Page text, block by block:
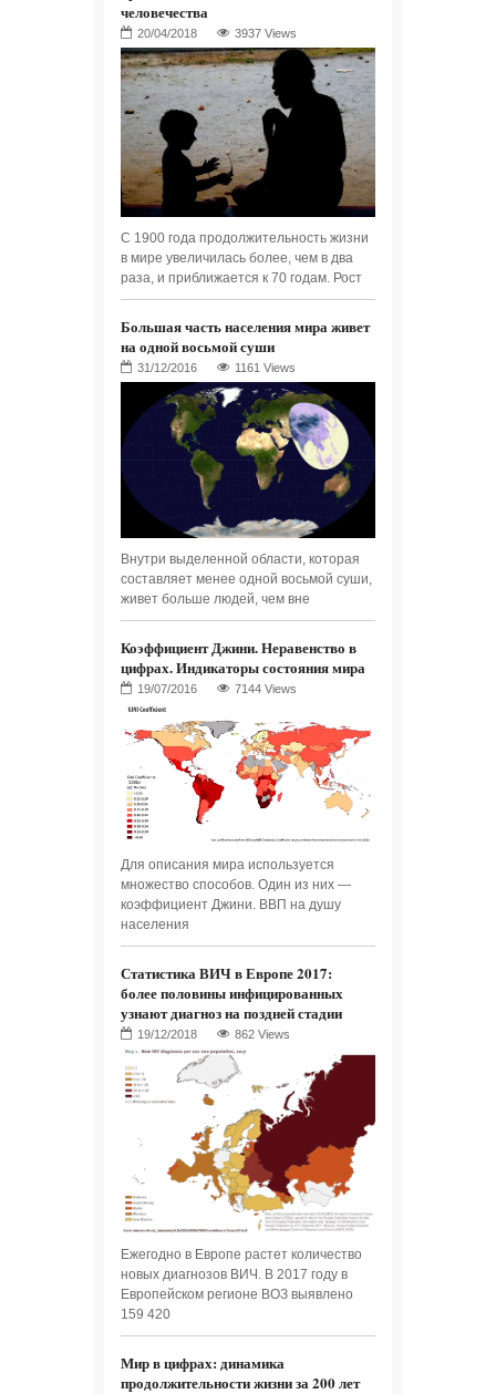
человечества
3937 Views
С 1900 года продолжительность жизни
в мире увеличилась более, чем в два
раза, и приближается к 70 годам. Рост
Большая часть населения мира живет
на одной восьмой суши
1161 Views
Внутри выделенной области, которая
составляет менее одной восьмой суши,
живет больше людей, чем вне
Коэффициент Джини. Неравенство в
цифрах. Индикаторы состояния мира
7144 Views
Для описания мира используется
множество способов. Один из них —
коэффициент Джини. ВВП на душу
населения
Статистика ВИЧ в Европе 2017:
более половины инфицированных
узнают диагноз на поздней стадии
862 Views
Ежегодно в Европе растет количество
новых диагнозов ВИЧ. В 2017 году в
Европейском регионе ВОЗ выявлено
159 420
Мир в цифрах: динамика
продолжительности жизни за 200 лет